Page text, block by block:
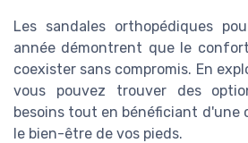
Les sandales orthopédiques
année démontrent que le
coexister sans compromis. En
vous pouvez trouver des
besoins tout en bénéficiant d'une
le bien-être de vos pieds.